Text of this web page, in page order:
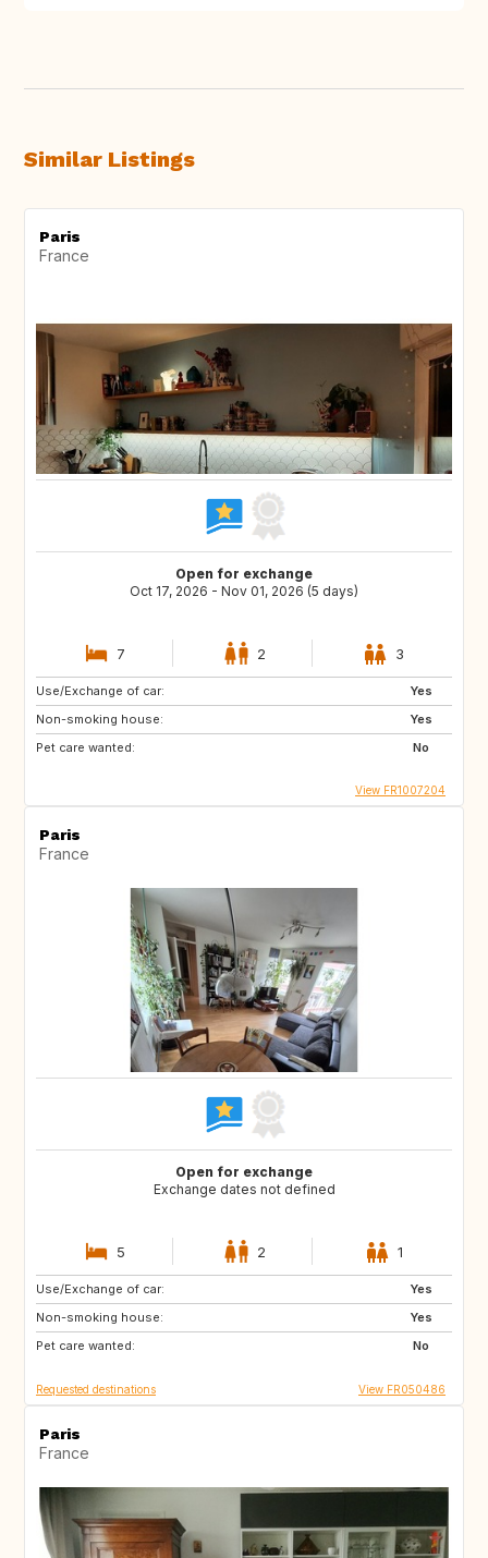
Similar Listings
Paris
France
Open for exchange
Oct 17, 2026 - Nov 01, 2026 (5 days)
7 2 3
Use/Exchange of car:
Yes
Non-smoking house:
Yes
Pet care wanted:
No
View FR1007204
Paris
France
Open for exchange
Exchange dates not defined
5 2 1
Use/Exchange of car:
Yes
Non-smoking house:
Yes
Pet care wanted:
No
DE
NZ
ZA
Requested destinations View FR050486
Paris
France